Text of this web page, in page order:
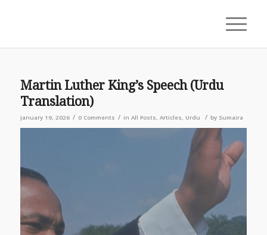
Martin Luther King’s Speech (Urdu
Translation)
January 19, 2026 / 0 Comments / in All Posts, Articles, Urdu / by Sumaira